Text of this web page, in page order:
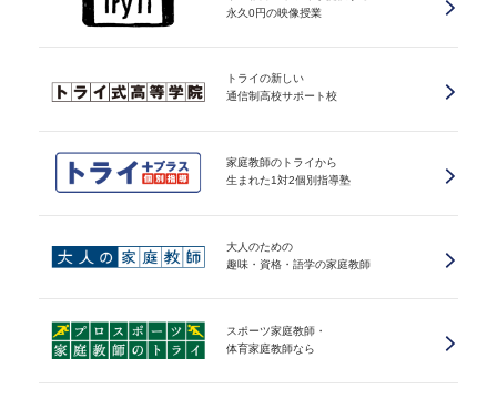
永久0円の映像授業
トライの新しい
通信制高校サポート校
家庭教師のトライから
生まれた1対2個別指導塾
大人のための
趣味・資格・語学の家庭教師
スポーツ家庭教師・
体育家庭教師なら